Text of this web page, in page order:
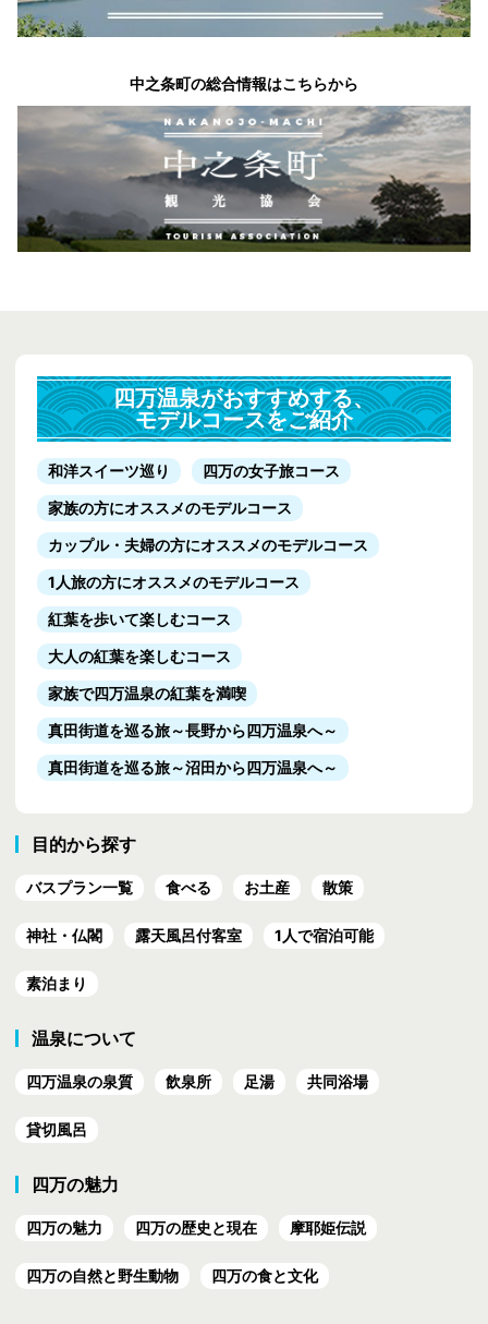
中之条町の総合情報はこちらから
四万温泉がおすすめする、
モデルコースをご紹介
和洋スイーツ巡り
四万の女子旅コース
家族の方にオススメのモデルコース
カップル・夫婦の方にオススメのモデルコース
1人旅の方にオススメのモデルコース
紅葉を歩いて楽しむコース
大人の紅葉を楽しむコース
家族で四万温泉の紅葉を満喫
真田街道を巡る旅～長野から四万温泉へ～
真田街道を巡る旅～沼田から四万温泉へ～
目的から探す
バスプラン一覧 食べる お土産 散策
神社・仏閣 露天風呂付客室 1人で宿泊可能
素泊まり
温泉について
四万温泉の泉質 飲泉所 足湯 共同浴場
貸切風呂
四万の魅力
四万の魅力 四万の歴史と現在 摩耶姫伝説
四万の自然と野生動物 四万の食と文化